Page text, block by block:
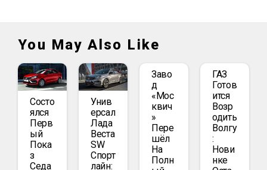
You May Also Like
Состо
Ялся
Перв
Ый
Пока
З
Седа
Унив
Ерсал
Лада
Веста
SW
Спорт
Лайн:
Заво
Д
«Мос
Квич
»
Пере
Шёл
На
Полн
ГАЗ
Готов
Ится
Возр
Одить
Волгу
:
Нови
Нке